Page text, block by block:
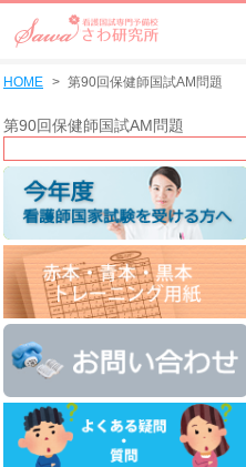
HOME 第90回保健師国試AM問題
第90回保健師国試AM問題